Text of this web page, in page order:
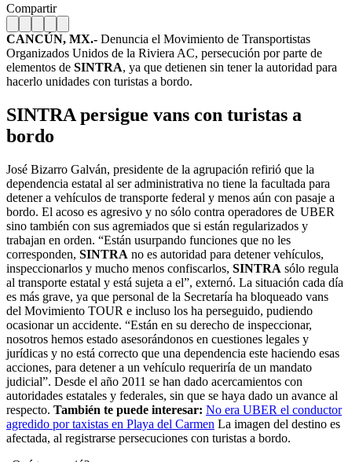
Compartir
CANCÚN, MX.- Denuncia el Movimiento de Transportistas
Organizados Unidos de la Riviera AC, persecución por parte de
elementos de SINTRA, ya que detienen sin tener la autoridad para
hacerlo unidades con turistas a bordo.
SINTRA persigue vans con turistas a
bordo
José Bizarro Galván, presidente de la agrupación refirió que la
dependencia estatal al ser administrativa no tiene la facultada para
detener a vehículos de transporte federal y menos aún con pasaje a
bordo. El acoso es agresivo y no sólo contra operadores de UBER
sino también con sus agremiados que si están regularizados y
trabajan en orden. “Están usurpando funciones que no les
corresponden, SINTRA no es autoridad para detener vehículos,
inspeccionarlos y mucho menos confiscarlos, SINTRA sólo regula
al transporte estatal y está sujeta a el”, externó. La situación cada día
es más grave, ya que personal de la Secretaría ha bloqueado vans
del Movimiento TOUR e incluso los ha perseguido, pudiendo
ocasionar un accidente. “Están en su derecho de inspeccionar,
nosotros hemos estado asesorándonos en cuestiones legales y
jurídicas y no está correcto que una dependencia este haciendo esas
acciones, para detener a un vehículo requeriría de un mandato
judicial”. Desde el año 2011 se han dado acercamientos con
autoridades estatales y federales, sin que se haya dado un avance al
respecto. También te puede interesar: No era UBER el conductor
agredido por taxistas en Playa del Carmen La imagen del destino es
afectada, al registrarse persecuciones con turistas a bordo.